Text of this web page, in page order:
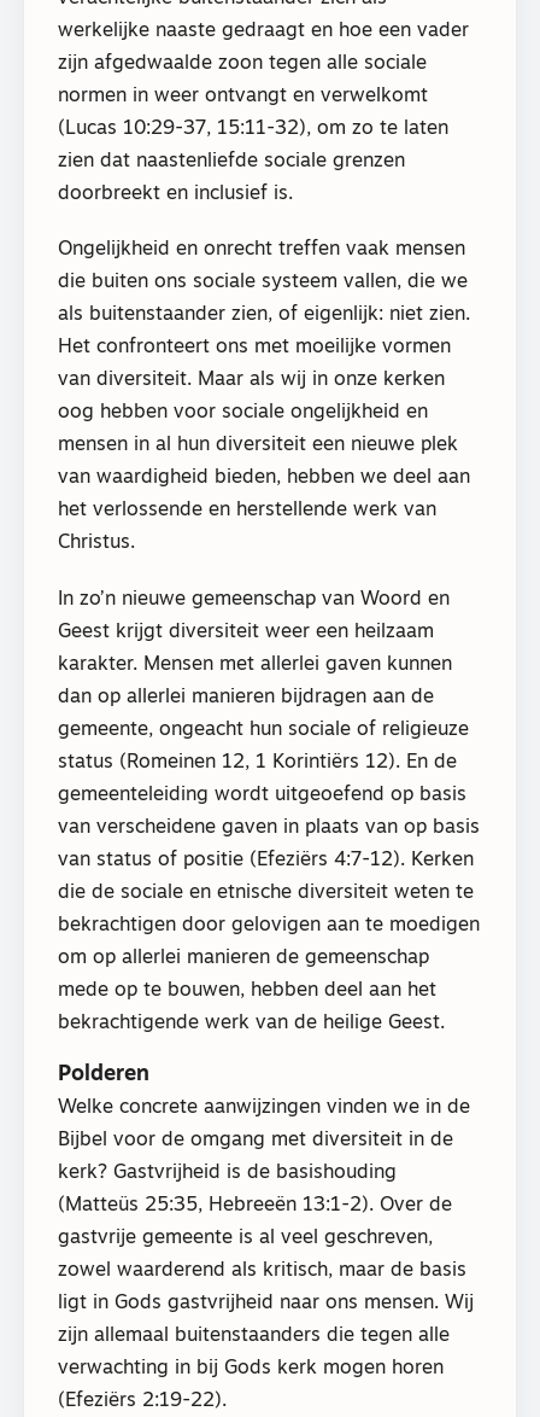
werkelijke naaste gedraagt en hoe een vader
zijn afgedwaalde zoon tegen alle sociale
normen in weer ontvangt en verwelkomt
(Lucas 10:29-37, 15:11-32), om zo te laten
zien dat naastenliefde sociale grenzen
doorbreekt en inclusief is.
Ongelijkheid en onrecht treffen vaak mensen
die buiten ons sociale systeem vallen, die we
als buitenstaander zien, of eigenlijk: niet zien.
Het confronteert ons met moeilijke vormen
van diversiteit. Maar als wij in onze kerken
oog hebben voor sociale ongelijkheid en
mensen in al hun diversiteit een nieuwe plek
van waardigheid bieden, hebben we deel aan
het verlossende en herstellende werk van
Christus.
In zo’n nieuwe gemeenschap van Woord en
Geest krijgt diversiteit weer een heilzaam
karakter. Mensen met allerlei gaven kunnen
dan op allerlei manieren bijdragen aan de
gemeente, ongeacht hun sociale of religieuze
status (Romeinen 12, 1 Korintiërs 12). En de
gemeenteleiding wordt uitgeoefend op basis
van verscheidene gaven in plaats van op basis
van status of positie (Efeziërs 4:7-12). Kerken
die de sociale en etnische diversiteit weten te
bekrachtigen door gelovigen aan te moedigen
om op allerlei manieren de gemeenschap
mede op te bouwen, hebben deel aan het
bekrachtigende werk van de heilige Geest.
Polderen
Welke concrete aanwijzingen vinden we in de
Bijbel voor de omgang met diversiteit in de
kerk? Gastvrijheid is de basishouding
(Matteüs 25:35, Hebreeën 13:1-2). Over de
gastvrije gemeente is al veel geschreven,
zowel waarderend als kritisch, maar de basis
ligt in Gods gastvrijheid naar ons mensen. Wij
zijn allemaal buitenstaanders die tegen alle
verwachting in bij Gods kerk mogen horen
(Efeziërs 2:19-22).